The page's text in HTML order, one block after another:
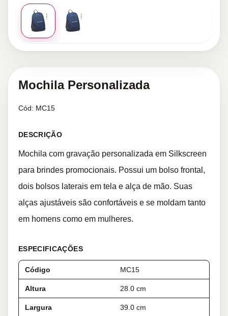
Mochila Personalizada
Cód: MC15
DESCRIÇÃO
Mochila com gravação personalizada em Silkscreen
para brindes promocionais. Possui um bolso frontal,
dois bolsos laterais em tela e alça de mão. Suas
alças ajustáveis são confortáveis e se moldam tanto
em homens como em mulheres.
ESPECIFICAÇÕES
Código MC15
Altura 28.0 cm
Largura 39.0 cm